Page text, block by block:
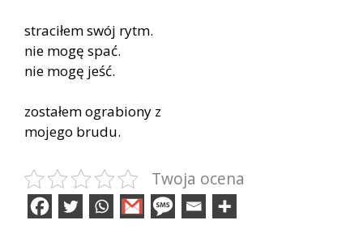
straciłem swój rytm.
nie mogę spać.
nie mogę jeść.
zostałem ograbiony z
mojego brudu.
Twoja ocena